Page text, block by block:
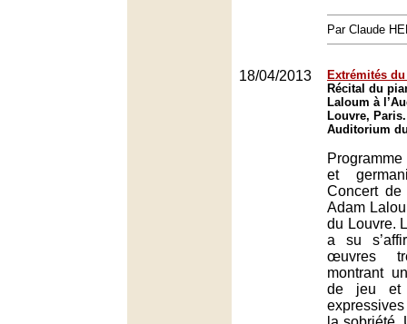
Par Claude
18/04/2013
Extrémités
Récital du
Laloum à
Louvre, Paris.
Auditorium
et
Concert
Adam
du Louvre.
a su
œuvres
montrant
de jeu et